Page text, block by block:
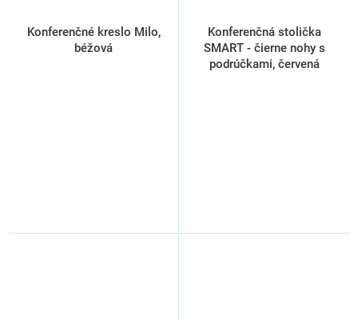
Konferenčné kreslo Milo,
béžová
Konferenčná stolička
SMART - čierne nohy s
podrúčkami, červená